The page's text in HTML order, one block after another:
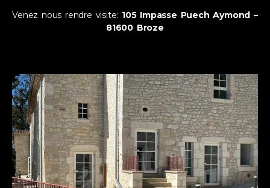
Venez nous rendre visite: 105 Impasse Puech Aymond –
81600 Broze